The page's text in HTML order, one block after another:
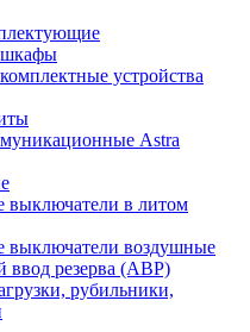
шкафы
устройства
Astra
выключатели в литом
выключатели воздушные
ввод резерва (АВР)
рубильники,